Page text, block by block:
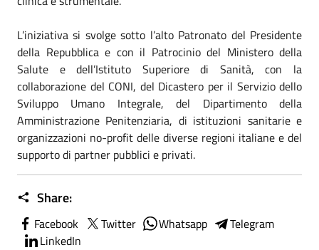
L’iniziativa si svolge sotto l’alto Patronato del Presidente
della Repubblica e con il Patrocinio del Ministero della
Salute e dell’Istituto Superiore di Sanità, con la
collaborazione del CONI, del Dicastero per il Servizio dello
Sviluppo Umano Integrale, del Dipartimento della
Amministrazione Penitenziaria, di istituzioni sanitarie e
organizzazioni no-profit delle diverse regioni italiane e del
supporto di partner pubblici e privati.
Share:
Facebook Twitter Whatsapp
Telegram
LinkedIn